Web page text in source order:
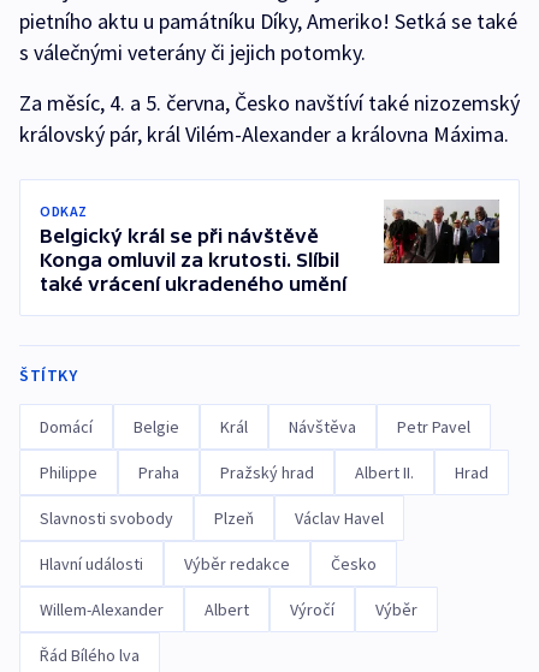
pietního aktu u památníku Díky, Ameriko! Setká se také
s válečnými veterány či jejich potomky.
Za měsíc, 4. a 5. června, Česko navštíví také nizozemský
královský pár, král Vilém-Alexander a královna Máxima.
ODKAZ
Belgický král se při návštěvě
Konga omluvil za krutosti. Slíbil
také vrácení ukradeného umění
ŠTÍTKY
Domácí Belgie Král Návštěva Petr Pavel
Philippe Praha Pražský hrad Albert II. Hrad
Slavnosti svobody Plzeň Václav Havel
Hlavní události Výběr redakce Česko
Willem-Alexander Albert Výročí Výběr
Řád Bílého lva